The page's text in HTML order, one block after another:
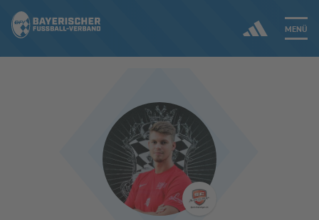
MENÜ
ERGEBNISSE & WETTBEWERBE
SPIELBETRIEB & VERBANDSLEBEN